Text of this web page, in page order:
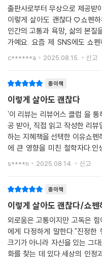
출판사로부터 무상으로 제공
이렇게 살아도 괜찮다♡쇼펜하
인간의 고통과 욕망, 삶의 본질
가예요. 요즘 제 SNS에도 쇼
나오더라고요. 요즘 핫한 철학
c******a 2025.08.15. 신고
종이책
이렇게 살아도 괜찮다
'이 리뷰는 리뷰어스 클럽 을 통
공 받아, 직접 읽고 작성한 리뷰
하는 지혜책을 선택한 이유쇼
에 큰 영향을 미친 철학자다.인
찾기 위해 "이렇게 살아도 괜찮
s****n 2025.08.14. 신고
종이책
이렇게 살아도 괜찮다/쇼펜
외로움은 고통이지만 고독은 힘
에게 다정하게 말한다."진정한
크기가 아니라 자신을 있는 그
화를 찾는 데 있다.세상의 인정